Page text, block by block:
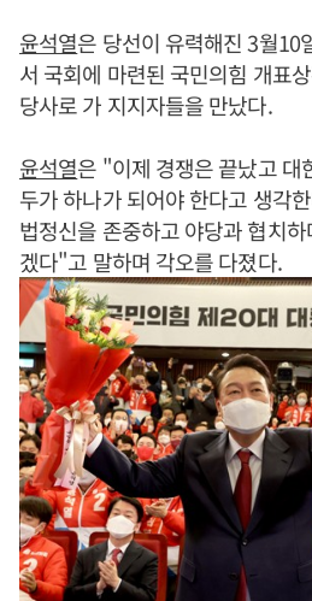
윤석열은 당선이 유력해진 3월10
서 국회에 마련된 국민의힘 개표
당사로 가 지지자들을 만났다.
윤석열은 "이제 경쟁은 끝났고 대
두가 하나가 되어야 한다고 생각
법정신을 존중하고 야당과 협치
겠다"고 말하며 각오를 다졌다.